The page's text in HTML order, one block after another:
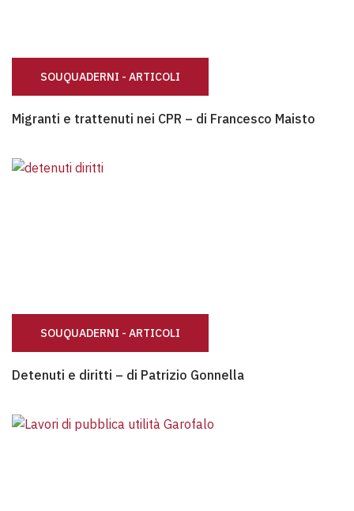
SOUQUADERNI - ARTICOLI
Migranti e trattenuti nei CPR – di Francesco Maisto
SOUQUADERNI - ARTICOLI
Detenuti e diritti – di Patrizio Gonnella